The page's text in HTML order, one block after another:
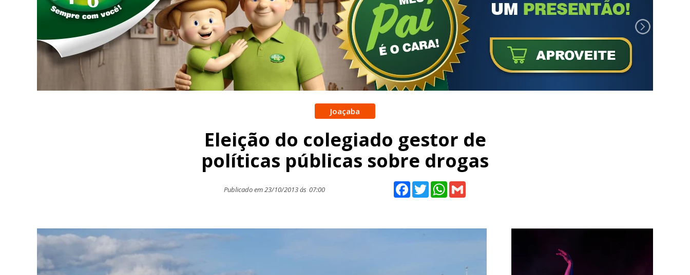
Joaçaba
Eleição do colegiado gestor de
políticas públicas sobre drogas
Publicado em 23/10/2013 ás 07:00 Facebook
TwitterWhatsApp
Gmail